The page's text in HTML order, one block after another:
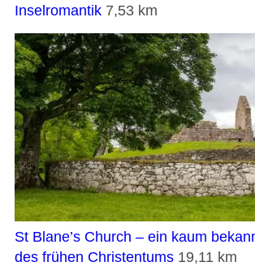
Inselromantik 7,53 km
St Blane’s Church – ein kaum
des frühen Christentums 19,11 km